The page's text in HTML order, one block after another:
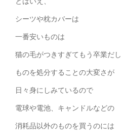
シーツや枕カバーは
一番安いものは
猫の毛がつきすぎてもう卒業だし
ものを処分することの大変さが
日々身にしみているので
電球や電池、キャンドルなどの
消耗品以外のものを買うのには